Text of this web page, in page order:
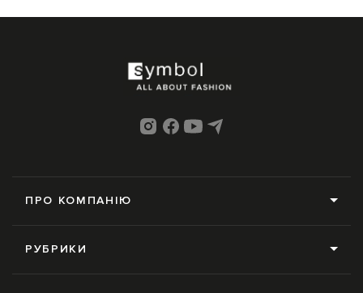
ПРО КОМПАНІЮ
РУБРИКИ